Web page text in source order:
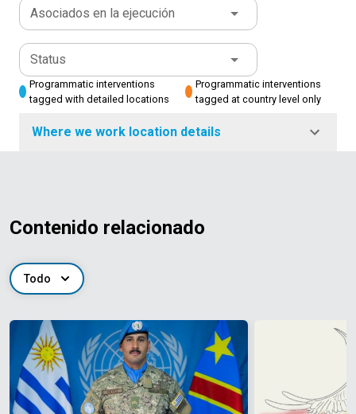
Asociados en la ejecución
Status
Programmatic interventions
tagged with detailed locations
Programmatic interventions
tagged at country level only
Where we work location details
Contenido relacionado
Todo